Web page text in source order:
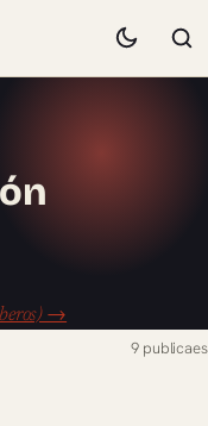
→
9 publicaes